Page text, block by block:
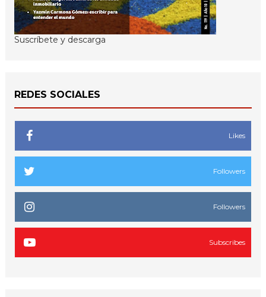
Suscríbete y descarga
REDES SOCIALES
Likes
Followers
Followers
Subscribes